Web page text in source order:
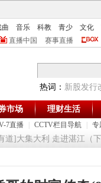
曲 音乐 科教 青少 文化
直播中国 赛事直播
热词： 新股发行
7直播 CCTV栏目导航 专
市场 理财生活
]大集大利 走进湛江（下）